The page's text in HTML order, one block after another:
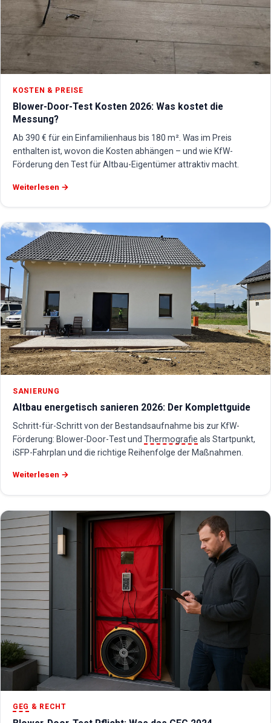
KOSTEN & PREISE
Blower-Door-Test Kosten 2026: Was kostet die
Messung?
Ab 390 € für ein Einfamilienhaus bis 180 m². Was im Preis
enthalten ist, wovon die Kosten abhängen – und wie KfW-
Förderung den Test für Altbau-Eigentümer attraktiv macht.
Weiterlesen →
SANIERUNG
Altbau energetisch sanieren 2026: Der Komplettguide
Schritt-für-Schritt von der Bestandsaufnahme bis zur KfW-
Förderung: Blower-Door-Test und Thermografie als Startpunkt,
iSFP-Fahrplan und die richtige Reihenfolge der Maßnahmen.
Weiterlesen →
GEG & RECHT